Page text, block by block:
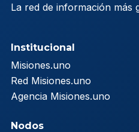
La red de información más
Institucional
Misiones.uno
Red Misiones.uno
Agencia Misiones.uno
Nodos